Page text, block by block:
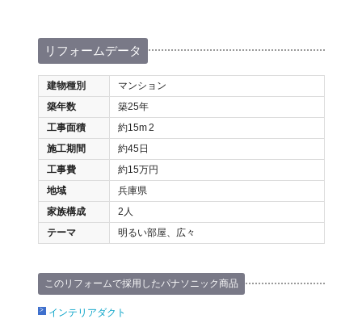
リフォームデータ
建物種別
マンション
築年数
築25年
工事面積
約15m2
施工期間
約45日
工事費
約15万円
地域
兵庫県
家族構成
2人
テーマ
明るい部屋、広々
このリフォームで採用したパナソニック商品
インテリアダクト